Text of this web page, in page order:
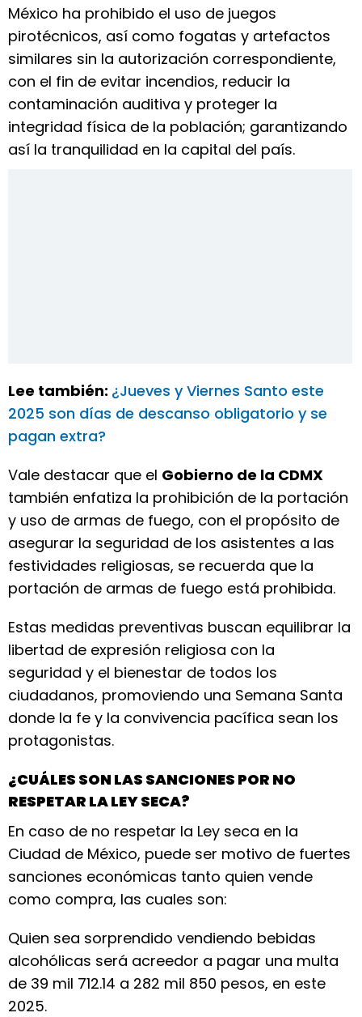
México ha prohibido el uso de juegos
pirotécnicos, así como fogatas y artefactos
similares sin la autorización correspondiente,
con el fin de evitar incendios, reducir la
contaminación auditiva y proteger la
integridad física de la población; garantizando
así la tranquilidad en la capital del país.
Lee también: ¿Jueves y Viernes Santo este
2025 son días de descanso obligatorio y se
pagan extra?
Vale destacar que el Gobierno de la CDMX
también enfatiza la prohibición de la portación
y uso de armas de fuego, con el propósito de
asegurar la seguridad de los asistentes a las
festividades religiosas, se recuerda que la
portación de armas de fuego está prohibida.
Estas medidas preventivas buscan equilibrar la
libertad de expresión religiosa con la
seguridad y el bienestar de todos los
ciudadanos, promoviendo una Semana Santa
donde la fe y la convivencia pacífica sean los
protagonistas.
¿CUÁLES SON LAS SANCIONES POR NO
RESPETAR LA LEY SECA?
En caso de no respetar la Ley seca en la
Ciudad de México, puede ser motivo de fuertes
sanciones económicas tanto quien vende
como compra, las cuales son:
Quien sea sorprendido vendiendo bebidas
alcohólicas será acreedor a pagar una multa
de 39 mil 712.14 a 282 mil 850 pesos, en este
2025.